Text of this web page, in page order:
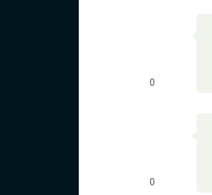
0
0